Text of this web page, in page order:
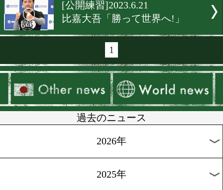
[タイ情報]2023.6.26
田中教仁が最終調整
[合宿情報]2023.6.23
亀田京之介が白浜でパワー
プ!
[スパーリング]2023.6.22
井上尚弥が仮想フルトンと
[スパーリング]2023.6.21